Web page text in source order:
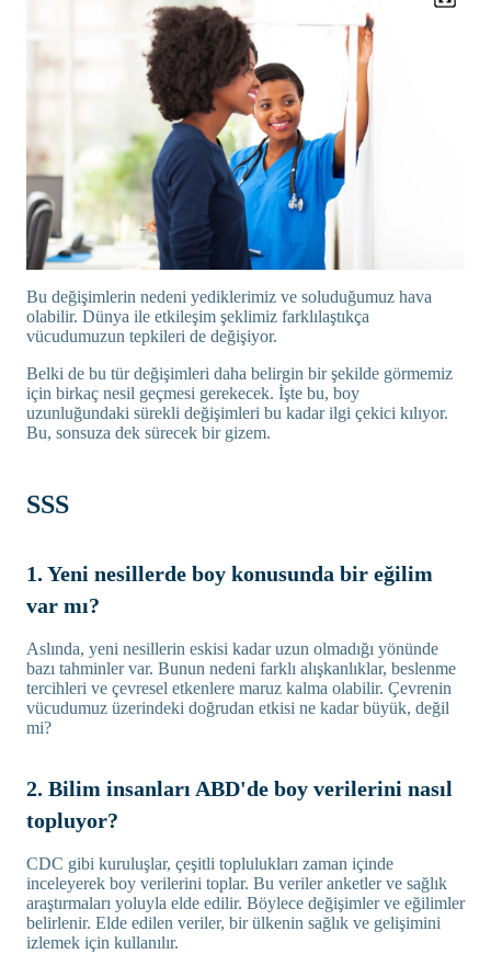
Bu değişimlerin nedeni yediklerimiz ve soluduğumuz hava
olabilir. Dünya ile etkileşim şeklimiz farklılaştıkça
vücudumuzun tepkileri de değişiyor.
Belki de bu tür değişimleri daha belirgin bir şekilde görmemiz
için birkaç nesil geçmesi gerekecek. İşte bu, boy
uzunluğundaki sürekli değişimleri bu kadar ilgi çekici kılıyor.
Bu, sonsuza dek sürecek bir gizem.
SSS
1. Yeni nesillerde boy konusunda bir eğilim
var mı?
Aslında, yeni nesillerin eskisi kadar uzun olmadığı yönünde
bazı tahminler var. Bunun nedeni farklı alışkanlıklar, beslenme
tercihleri ve çevresel etkenlere maruz kalma olabilir. Çevrenin
vücudumuz üzerindeki doğrudan etkisi ne kadar büyük, değil
mi?
2. Bilim insanları ABD'de boy verilerini nasıl
topluyor?
CDC gibi kuruluşlar, çeşitli toplulukları zaman içinde
inceleyerek boy verilerini toplar. Bu veriler anketler ve sağlık
araştırmaları yoluyla elde edilir. Böylece değişimler ve eğilimler
belirlenir. Elde edilen veriler, bir ülkenin sağlık ve gelişimini
izlemek için kullanılır.